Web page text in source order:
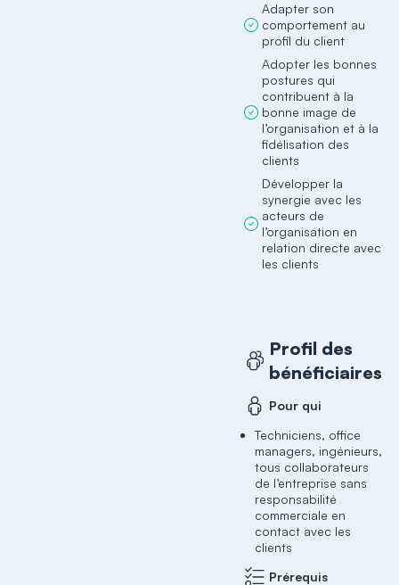
Adapter son
comportement au
profil du client
Adopter les bonnes
postures qui
contribuent à la
bonne image de
l’organisation et à la
fidélisation des
clients
Développer la
synergie avec les
acteurs de
l’organisation en
relation directe avec
les clients
Profil des
bénéficiaires
Pour qui
Techniciens, office
managers, ingénieurs,
tous collaborateurs
de l’entreprise sans
responsabilité
commerciale en
contact avec les
clients
Prérequis